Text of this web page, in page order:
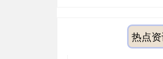
热点